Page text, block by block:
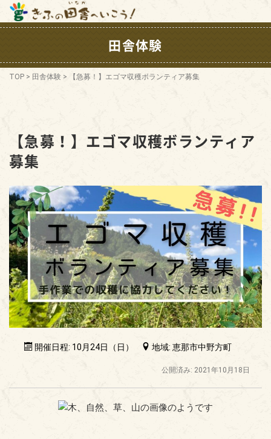
田舎体験
TOP > 田舎体験 > 【急募！】エゴマ収穫ボランティア募集
【急募！】エゴマ収穫ボランティア
募集
開催日程: 10月24日（日） 地域: 恵那市中野方町
公開済み: 2021年10月18日